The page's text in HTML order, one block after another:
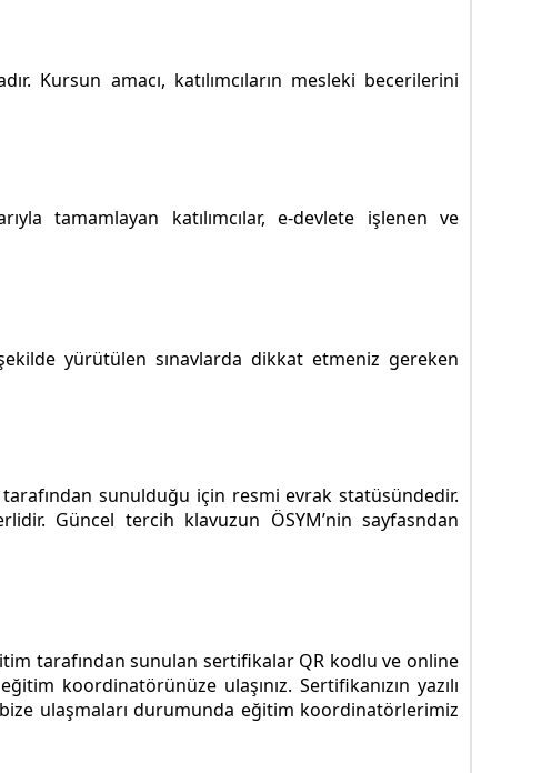
Kursun amacı, katılımcıların mesleki becerilerini
tamamlayan katılımcılar, e-devlete işlenen ve
yürütülen sınavlarda dikkat etmeniz gereken
tarafından sunulduğu için resmi evrak statüsündedir.
Güncel tercih klavuzun ÖSYM’nin sayfasndan
tarafından sunulan sertifikalar QR kodlu ve online
koordinatörünüze ulaşınız. Sertifikanızın yazılı
ulaşmaları durumunda eğitim koordinatörlerimiz